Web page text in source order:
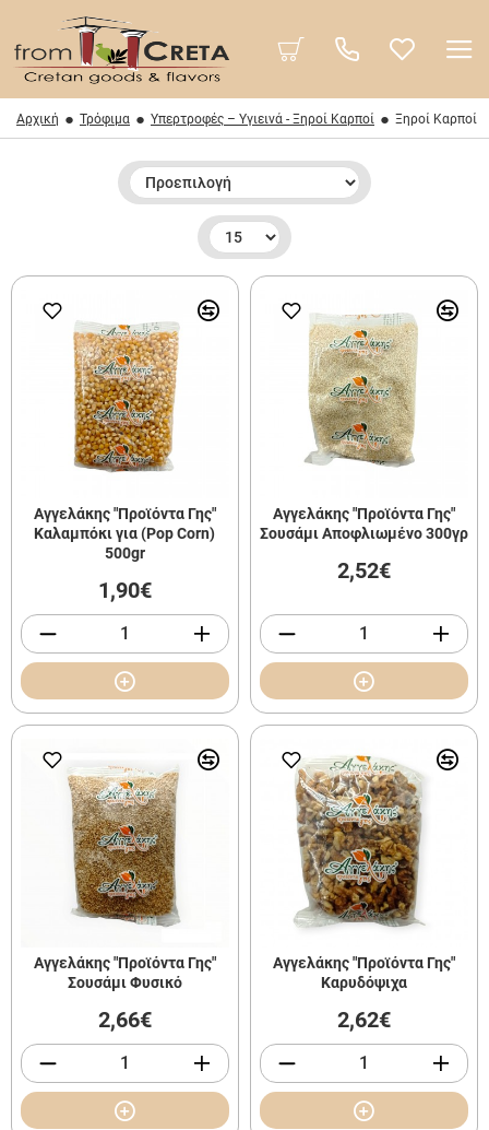
Αρχική Τρόφιμα Υπερτροφές – Υγιεινά - Ξηροί Καρποί Ξηροί Καρποί
Αγγελάκης "Προϊόντα Γης"
Καλαμπόκι για (Pop Corn)
500gr
1,90€
Αγγελάκης "Προϊόντα Γης"
Σουσάμι Αποφλιωμένο 300γρ
2,52€
Αγγελάκης "Προϊόντα Γης"
Σουσάμι Φυσικό
2,66€
Αγγελάκης "Προϊόντα Γης"
Καρυδόψιχα
2,62€